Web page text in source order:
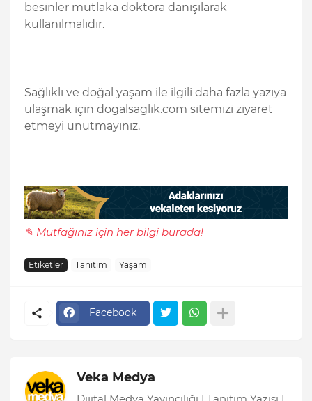
besinler mutlaka doktora danışılarak
kullanılmalıdır.
Sağlıklı ve doğal yaşam ile ilgili daha fazla yazıya
ulaşmak için dogalsaglik.com sitemizi ziyaret
etmeyi unutmayınız.
✎ Mutfağınız için her bilgi burada!
Etiketler Tanıtım Yaşam
Facebook
Veka Medya